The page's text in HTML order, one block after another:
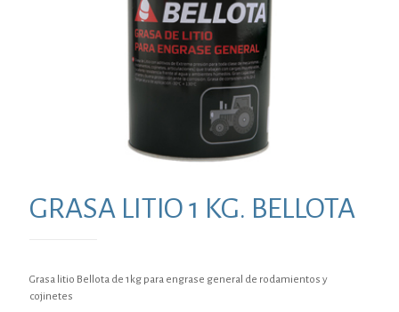
GRASA LITIO 1 KG. BELLOTA
Grasa litio Bellota de 1kg para engrase general de rodamientos y
cojinetes